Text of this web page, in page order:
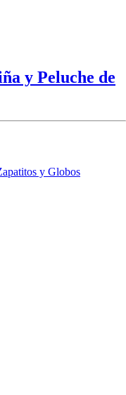
y Peluche de